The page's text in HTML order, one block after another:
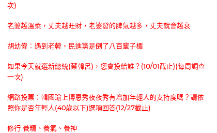
次)
老婆越溫柔，丈夫越旺財，老婆發的脾氣越多，丈夫就會越衰
胡幼偉：遇到老韓，民進黨是倒了八百輩子楣
如果今天就選新總統(蔡韓呂)，您會投給誰？(10/01截止)(每周調查
一次)
網路投票：韓國瑜上博恩秀夜夜秀有增加年輕人的支持度嗎？請依
照你是否年輕人(40歲以下)選項回答(12/27截止)
修行 養精、養氣、養神